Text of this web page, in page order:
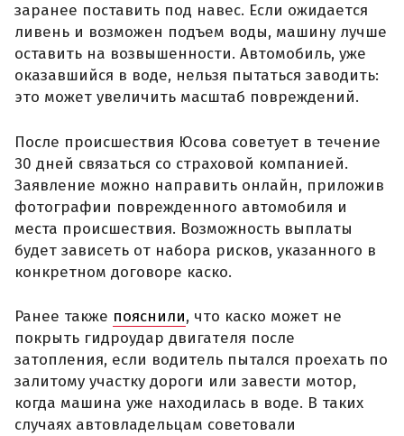
заранее поставить под навес. Если ожидается
ливень и возможен подъем воды, машину лучше
оставить на возвышенности. Автомобиль, уже
оказавшийся в воде, нельзя пытаться заводить:
это может увеличить масштаб повреждений.
После происшествия Юсова советует в течение
30 дней связаться со страховой компанией.
Заявление можно направить онлайн, приложив
фотографии поврежденного автомобиля и
места происшествия. Возможность выплаты
будет зависеть от набора рисков, указанного в
конкретном договоре каско.
Ранее также пояснили, что каско может не
покрыть гидроудар двигателя после
затопления, если водитель пытался проехать по
залитому участку дороги или завести мотор,
когда машина уже находилась в воде. В таких
случаях автовладельцам советовали